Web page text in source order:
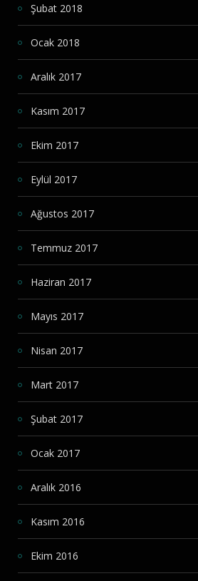
Şubat 2018
Ocak 2018
Aralık 2017
Kasım 2017
Ekim 2017
Eylül 2017
Ağustos 2017
Temmuz 2017
Haziran 2017
Mayıs 2017
Nisan 2017
Mart 2017
Şubat 2017
Ocak 2017
Aralık 2016
Kasım 2016
Ekim 2016